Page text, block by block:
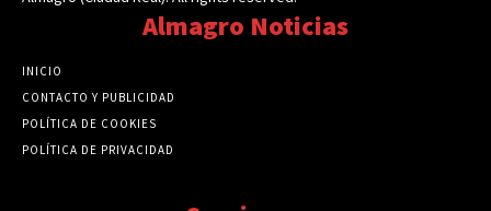
Almagro Noticias
INICIO
CONTACTO Y PUBLICIDAD
POLÍTICA DE COOKIES
POLÍTICA DE PRIVACIDAD